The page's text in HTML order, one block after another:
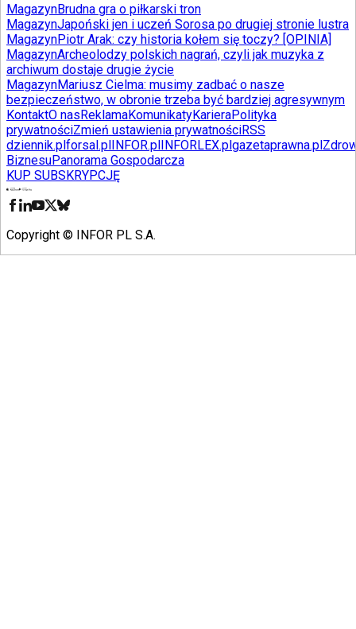
MagazynBrudna gra o piłkarski tron
MagazynJapoński jen i uczeń Sorosa po drugiej stronie lustra
MagazynPiotr Arak: czy historia kołem się toczy? [OPINIA]
MagazynArcheolodzy polskich nagrań, czyli jak muzyka z
archiwum dostaje drugie życie
MagazynMariusz Cielma: musimy zadbać o nasze
bezpieczeństwo, w obronie trzeba być bardziej agresywnym
KontaktO nasReklamaKomunikatyKarieraPolityka
prywatnościZmień ustawienia prywatnościRSS
dziennik.plforsal.plINFOR.plINFORLEX.plgazetaprawna.pl
BiznesuPanorama Gospodarcza
KUP SUBSKRYPCJĘ
Copyright © INFOR PL S.A.